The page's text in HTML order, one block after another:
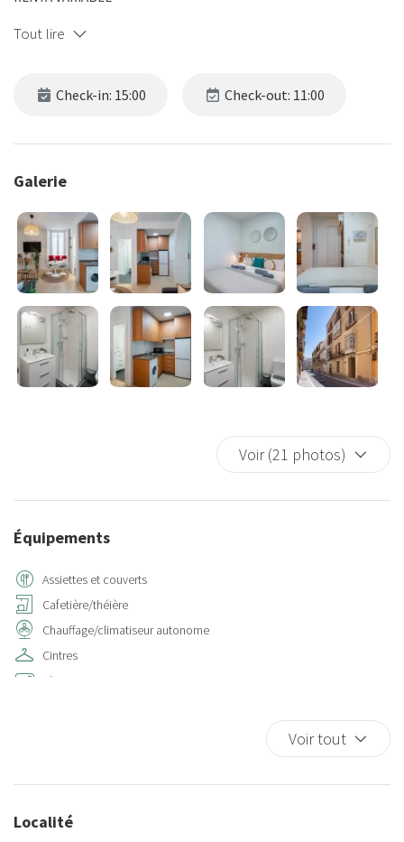
Tout lire
Check-in: 15:00 Check-out: 11:00
Galerie
Voir (21 photos)
Équipements
Assiettes et couverts
Cafetière/théière
Chauffage/climatiseur autonome
Cintres
Climatisation
Eau chaude
Four à microondes
Voir tout
Localité